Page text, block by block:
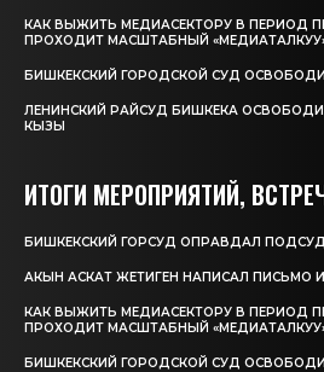
КАК ВЫЖИТЬ МЕДИАСЕКТОРУ В ПЕРИОД
ПРОХОДИТ МАСШТАБНЫЙ
БИШКЕКСКИЙ ГОРОДСКОЙ СУД
ЛЕНИНСКИЙ РАЙСУД БИШКЕКА
КЫЗЫ
ИТОГИ МЕРОПРИЯТИЙ,
БИШКЕКСКИЙ ГОРСУД ОПРАВДАЛ
АКЫН АСКАТ ЖЕТИГЕН НАПИСАЛ ПИСЬМО
КАК ВЫЖИТЬ МЕДИАСЕКТОРУ В ПЕРИОД
ПРОХОДИТ МАСШТАБНЫЙ
БИШКЕКСКИЙ ГОРОДСКОЙ СУД